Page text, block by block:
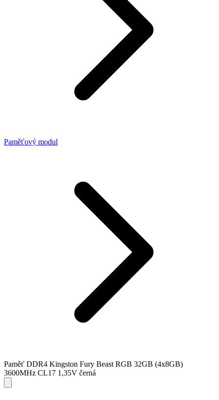
Paměťový modul
Paměť DDR4 Kingston Fury Beast RGB 32GB (4x8GB)
3600MHz CL17 1,35V černá